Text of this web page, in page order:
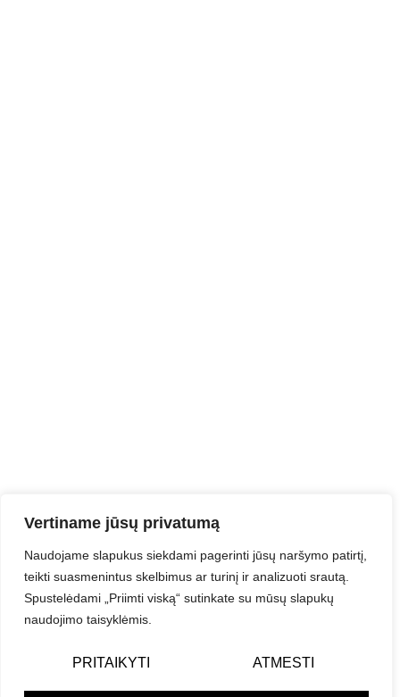
Vertiname jūsų privatumą
Naudojame slapukus siekdami pagerinti jūsų naršymo patirtį,
teikti suasmenintus skelbimus ar turinį ir analizuoti srautą.
Spustelėdami „Priimti viską“ sutinkate su mūsų slapukų
naudojimo taisyklėmis.
PRITAIKYTI ATMESTI